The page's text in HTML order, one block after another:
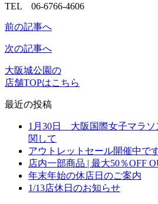
TEL 06-6766-4606
前の記事へ
次の記事へ
大阪城公園の
店舗TOPはこちら
最近の投稿
1月30日 大阪国際女子マラソ
関して
アウトレットセール開催中で
店内一部商品 | 最大50％OFF
年末年始の休店日のご案内
1/13店休日のお知らせ